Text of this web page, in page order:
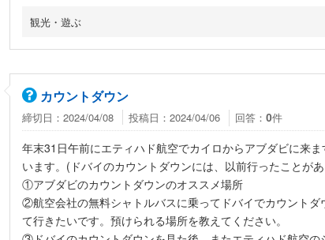
観光・遊ぶ
カウントダウン
締切日：2024/04/08 投稿日：2024/04/06 回答： 0件
年末31日午前にエティハド航空でカイロからアブダビに来
います。(ドバイのカウントダウンには、以前行ったことが
①アブダビのカウントダウンのオススメ場所
②航空会社の無料シャトルバスに乗ってドバイでカウント
て行きたいです。預けられる場所を教えてください。